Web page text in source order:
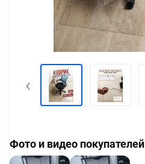
‹
Фото и видео покупателей